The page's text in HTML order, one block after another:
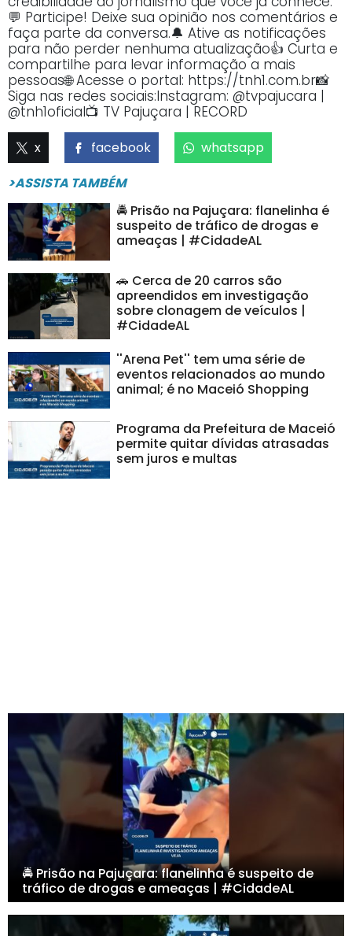
💬 Participe! Deixe sua opinião nos comentários e
faça parte da conversa.🔔 Ative as notificações
para não perder nenhuma atualização👍 Curta e
compartilhe para levar informação a mais
pessoas🌐 Acesse o portal: https://tnh1.com.br📸
Siga nas redes sociais:Instagram: @tvpajucara |
@tnh1oficial📺 TV Pajuçara | RECORD
x facebook
whatsapp
>ASSISTA TAMBÉM
🚔 Prisão na Pajuçara: flanelinha é
suspeito de tráfico de drogas e
ameaças | #CidadeAL
🚗 Cerca de 20 carros são
apreendidos em investigação
sobre clonagem de veículos |
#CidadeAL
''Arena Pet'' tem uma série de
eventos relacionados ao mundo
animal; é no Maceió Shopping
Programa da Prefeitura de Maceió
permite quitar dívidas atrasadas
sem juros e multas
🚔 Prisão na Pajuçara: flanelinha é suspeito de
tráfico de drogas e ameaças | #CidadeAL